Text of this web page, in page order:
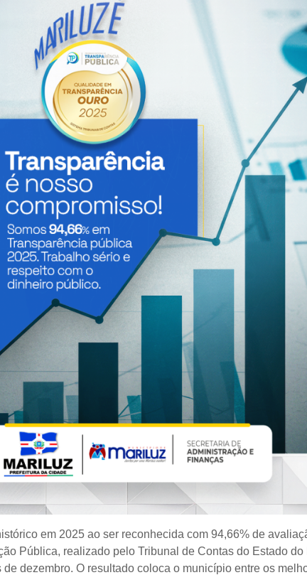
em 2025 ao ser reconhecida com 94,66% de
Pública, realizado pelo Tribunal de Contas do Estado
dezembro. O resultado coloca o município entre os